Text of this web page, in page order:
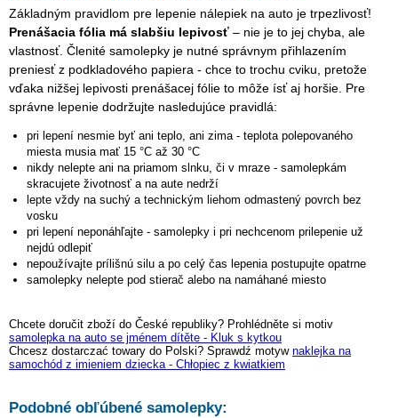
Základným pravidlom pre lepenie nálepiek na auto je trpezlivosť!
Prenášacia fólia má slabšiu lepivosť – nie je to jej chyba, ale
vlastnosť. Členité samolepky je nutné správnym přihlazením
preniesť z podkladového papiera - chce to trochu cviku, pretože
vďaka nižšej lepivosti prenášacej fólie to môže ísť aj horšie. Pre
správne lepenie dodržujte nasledujúce pravidlá:
pri lepení nesmie byť ani teplo, ani zima - teplota polepovaného
miesta musia mať 15 °C až 30 °C
nikdy nelepte ani na priamom slnku, či v mraze - samolepkám
skracujete životnosť a na aute nedrží
lepte vždy na suchý a technickým liehom odmastený povrch bez
vosku
pri lepení neponáhľajte - samolepky i pri nechcenom prilepenie už
nejdú odlepiť
nepoužívajte prílišnú silu a po celý čas lepenia postupujte opatrne
samolepky nelepte pod stierač alebo na namáhané miesto
Chcete doručit zboží do České republiky? Prohlédněte si motiv
samolepka na auto se jménem dítěte - Kluk s kytkou
Chcesz dostarczać towary do Polski? Sprawdź motyw naklejka na
samochód z imieniem dziecka - Chłopiec z kwiatkiem
Podobné obľúbené samolepky: